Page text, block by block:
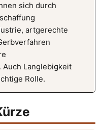
sich durch
artgerechte
Langlebigkeit
Rolle.